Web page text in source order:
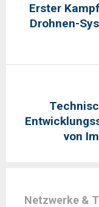
Erster
Drohnen-
von
Netzwerke &